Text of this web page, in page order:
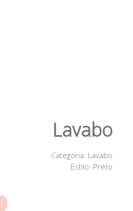
Lavabo
Categoria: Lavabo
Estilo: Preto